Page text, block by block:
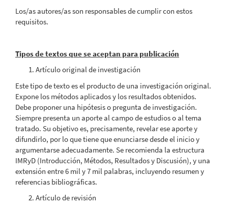
Los/as autores/as son responsables de cumplir con estos
requisitos.
Tipos de textos que se aceptan para publicación
Artículo original de investigación
Este tipo de texto es el producto de una investigación original.
Expone los métodos aplicados y los resultados obtenidos.
Debe proponer una hipótesis o pregunta de investigación.
Siempre presenta un aporte al campo de estudios o al tema
tratado. Su objetivo es, precisamente, revelar ese aporte y
difundirlo, por lo que tiene que enunciarse desde el inicio y
argumentarse adecuadamente. Se recomienda la estructura
IMRyD (Introducción, Métodos, Resultados y Discusión), y una
extensión entre 6 mil y 7 mil palabras, incluyendo resumen y
referencias bibliográficas.
Artículo de revisión